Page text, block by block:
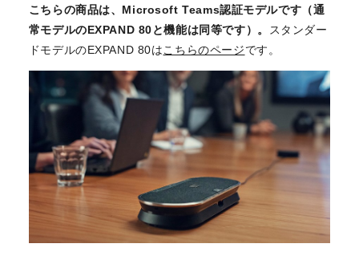
こちらの商品は、Microsoft Teams認証モデルです（通
常モデルのEXPAND 80と機能は同等です）。
スタンダー
ドモデルのEXPAND 80はこちらのページです。